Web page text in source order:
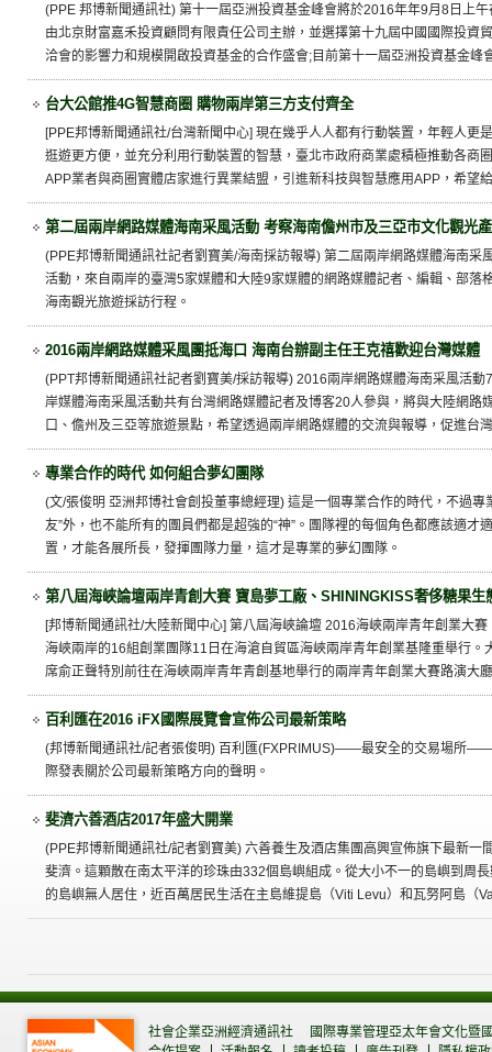
(PPE 邦博新聞通訊社) 第十一屆亞洲投資基金峰會將於2016年年9月8日上
由北京財富嘉禾投資顧問有限責任公司主辦，並選擇第十九屆中國國際投資
洽會的影響力和規模開啟投資基金的合作盛會;目前第十一屆亞洲投資基金峰
台大公館推4G智慧商圈 購物兩岸第三方支付齊全
[PPE邦博新聞通訊社/台灣新聞中心] 現在幾乎人人都有行動裝置，年輕人更
逛遊更方便，並充分利用行動裝置的智慧，臺北市政府商業處積極推動各商
APP業者與商圈實體店家進行異業結盟，引進新科技與智慧應用APP，希望
第二屆兩岸網路媒體海南采風活動 考察海南儋州市及三亞市文化觀光
(PPE邦博新聞通訊社記者劉寶美/海南採訪報導) 第二屆兩岸網路媒體海南采
活動，來自兩岸的臺灣5家媒體和大陸9家媒體的網路媒體記者、編輯、部落
海南觀光旅遊採訪行程。
2016兩岸網路媒體采風團抵海口 海南台辦副主任王克禧歡迎台灣媒體
(PPT邦博新聞通訊社記者劉寶美/採訪報導) 2016兩岸網路媒體海南采風活
岸媒體海南采風活動共有台灣網路媒體記者及博客20人參與，將與大陸網路
口、儋州及三亞等旅遊景點，希望透過兩岸網路媒體的交流與報導，促進台
專業合作的時代 如何組合夢幻團隊
(文/張俊明 亞洲邦博社會創投董事總經理) 這是一個專業合作的時代，不過專
友”外，也不能所有的團員們都是超強的“神”。團隊裡的每個角色都應該適才
置，才能各展所長，發揮團隊力量，這才是專業的夢幻團隊。
第八屆海峽論壇兩岸青創大賽 寶島夢工廠、SHININGKISS奢侈糖果生
[邦博新聞通訊社/大陸新聞中心] 第八屆海峽論壇 2016海峽兩岸青年創業大
海峽兩岸的16組創業團隊11日在海滄自貿區海峽兩岸青年創業基隆重舉行。
席俞正聲特別前往在海峽兩岸青年青創基地舉行的兩岸青年創業大賽路演大
百利匯在2016 iFX國際展覽會宣佈公司最新策略
(邦博新聞通訊社/記者張俊明) 百利匯(FXPRIMUS)——最安全的交易場所
際發表關於公司最新策略方向的聲明。
斐濟六善酒店2017年盛大開業
(PPE邦博新聞通訊社/記者劉寶美) 六善養生及酒店集團高興宣佈旗下最新一
斐濟。這顆散在南太平洋的珍珠由332個島嶼組成。從大小不一的島嶼到周
的島嶼無人居住，近百萬居民生活在主島維提島（Viti Levu）和瓦努阿島（
社會企業亞洲經濟通訊社
國際專業管理亞太年會文化暨